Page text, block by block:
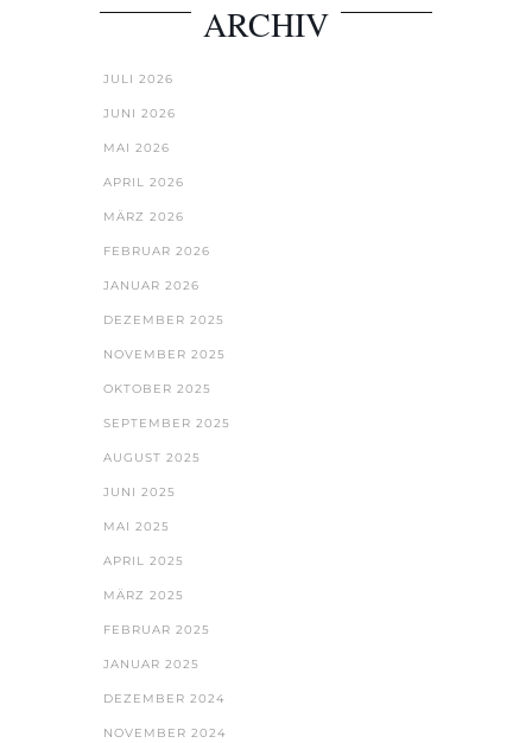
ARCHIV
JULI 2026
JUNI 2026
MAI 2026
APRIL 2026
MÄRZ 2026
FEBRUAR 2026
JANUAR 2026
DEZEMBER 2025
NOVEMBER 2025
OKTOBER 2025
SEPTEMBER 2025
AUGUST 2025
JUNI 2025
MAI 2025
APRIL 2025
MÄRZ 2025
FEBRUAR 2025
JANUAR 2025
DEZEMBER 2024
NOVEMBER 2024